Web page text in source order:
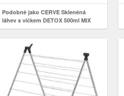
Podobně jako CERVE Skleněná
láhev s víčkem DETOX 500ml MIX
motivů